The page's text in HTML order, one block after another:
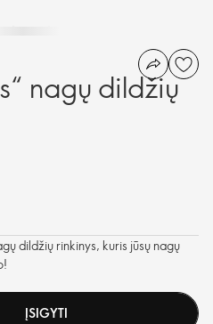
nagų dildžių
dildžių rinkinys, kuris jūsų nagų
ĮSIGYTI